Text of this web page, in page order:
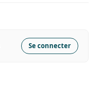
Se connecter